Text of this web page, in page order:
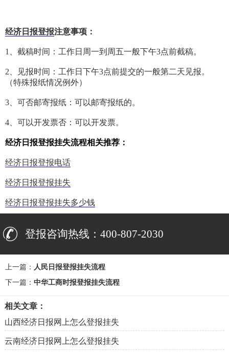
经济日报登报注意事项：
1、截稿时间：工作日周一到周五一般下午3点前截稿。
2、见报时间：工作日下午3点前提交的一般第二天见报。
（特殊报纸情况例外）
3、可否邮寄报纸：可以邮寄报纸的。
4、可以开发票否：可以开发票。
经济日报登报挂失流程相关推荐：
经济日报登报电话
经济日报登报挂失
经济日报登报挂失多少钱
登报咨询热线：400-807-2030
上一篇： 人民日报登报挂失流程
下一篇： 中华工商时报登报挂失流程
相关文章：
山西经济日报网上怎么登报挂失
云南经济日报网上怎么登报挂失